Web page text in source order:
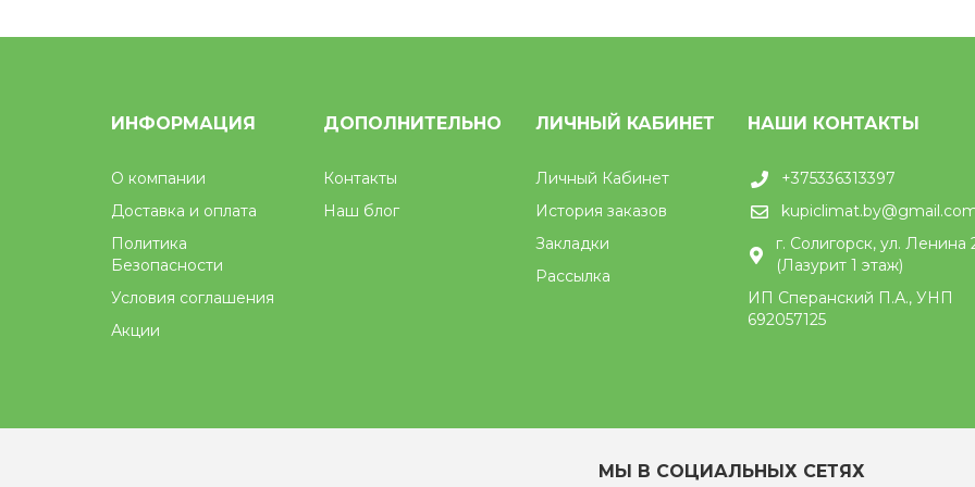
ИНФОРМАЦИЯ
О компании
Доставка и оплата
Политика
Безопасности
Условия соглашения
Акции
ДОПОЛНИТЕЛЬНО
Контакты
Наш блог
ЛИЧНЫЙ КАБИНЕТ
Личный Кабинет
История заказов
Закладки
Рассылка
НАШИ КОНТАКТЫ
+375336313397
г. Солигорск, ул. Ленина
(Лазурит 1 этаж)
ИП Сперанский П.А., УНП
692057125
МЫ В СОЦИАЛЬНЫХ СЕТЯХ